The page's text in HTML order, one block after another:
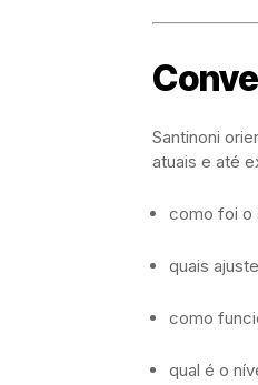
Santinoni
atuais e até
como foi o
quais
como
qual é o